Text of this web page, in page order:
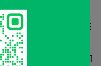
杯的形狀進行了輕微調整
形狀。
更多的空間來收集香氣和